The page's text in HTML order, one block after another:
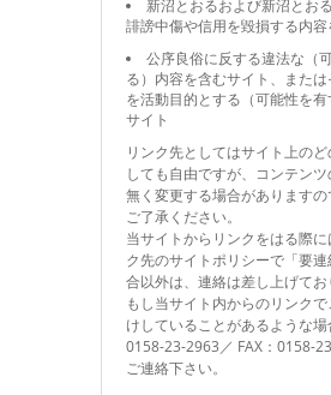
新沼とおるおよび新沼とお
誹謗中傷や信用を毀損する内容
公序良俗に反する違法な（
る）内容を含むサイト、また
を活動目的とする（可能性を
サイト
リンク先としてはサイト上の
しても自由ですが、コンテン
無く変更する場合があります
ご了承ください。
当サイトからリンクをはる際
ク先のサイトポリシーで「要
合以外は、連絡は差し上げてお
もし当サイト内からのリンク
けしていることがあるような場
0158-23-2963／ FAX：0158-
ご連絡下さい。